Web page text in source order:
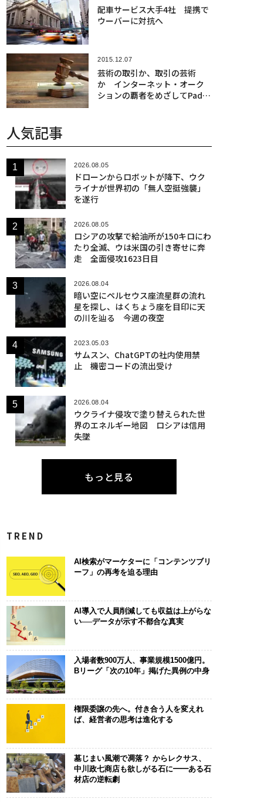
配車サービス大手4社 提携で
ウーバーに対抗へ
2015.12.07
芸術の取引か、取引の芸術
か インターネット・オーク
ションの覇者をめざしてPaddl
人気記事
2026.08.05
ドローンからロボットが降下、ウク
ライナが世界初の「無人空挺強襲」
を遂行
2026.08.05
ロシアの攻撃で給油所が150キロにわ
たり全滅、ウは米国の引き寄せに奔
走 全面侵攻1623日目
2026.08.04
暗い空にペルセウス座流星群の流れ
星を探し、はくちょう座を目印に天
の川を辿る 今週の夜空
2023.05.03
サムスン、ChatGPTの社内使用禁
止 機密コードの流出受け
2026.08.04
ウクライナ侵攻で塗り替えられた世
界のエネルギー地図 ロシアは信用
失墜
もっと見る
TREND
AI検索がマーケターに「コンテンツブリ
ーフ」の再考を迫る理由
AI導入で人員削減しても収益は上がらな
い──データが示す不都合な真実
入場者数900万人、事業規模1500億円。
Bリーグ「次の10年」掲げた異例の中身
権限委譲の先へ。付き合う人を変えれ
ば、経営者の思考は進化する
墓じまい風潮で凋落？ からレクサス、
中川政七商店も欲しがる石に━━ある石
材店の逆転劇